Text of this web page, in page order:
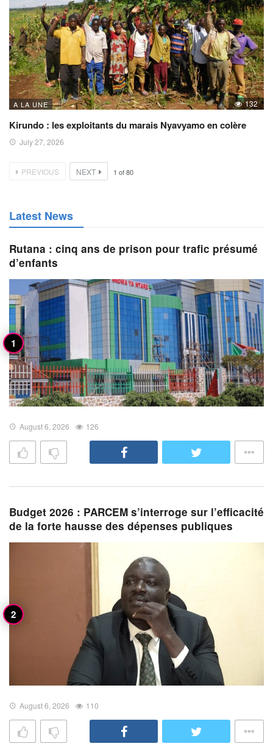
A LA UNE 132
Kirundo : les exploitants du marais Nyavyamo en colère
July 27, 2026
PREVIOUS NEXT 1 of80
Latest News
Rutana : cinq ans de prison pour trafic présumé
d’enfants
August 6, 2026 126
Budget 2026 : PARCEM s’interroge sur l’efficacité
de la forte hausse des dépenses publiques
August 6, 2026 110